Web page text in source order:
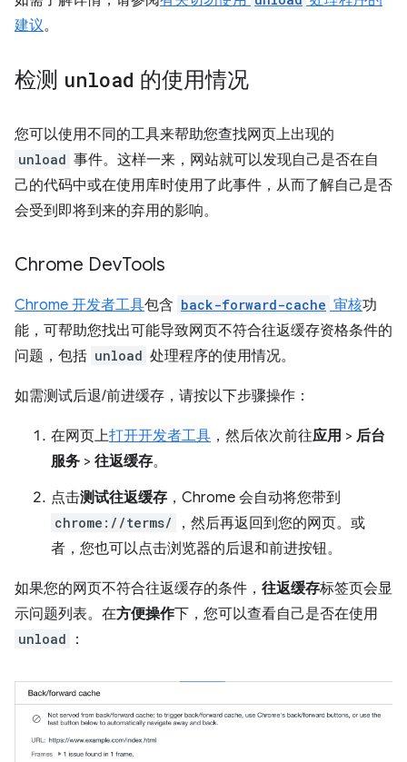
建议。
检测 unload 的使用情况
您可以使用不同的工具来帮助您查找网页上出现的
unload 事件。这样一来，网站就可以发现自己是否在自
己的代码中或在使用库时使用了此事件，从而了解自己是否
会受到即将到来的弃用的影响。
Chrome DevTools
Chrome 开发者工具包含 back-forward-cache 审核功
能，可帮助您找出可能导致网页不符合往返缓存资格条件的
问题，包括 unload 处理程序的使用情况。
如需测试后退/前进缓存，请按以下步骤操作：
在网页上打开开发者工具 ，然后依次前往应用 > 后台
服务 > 往返缓存。
点击测试往返缓存 ，Chrome 会自动将您带到
chrome://terms/
，然后再返回到您的网页。或
者，您也可以点击浏览器的后退和前进按钮。
如果您的网页不符合往返缓存的条件， 往返缓存标签页会显
示问题列表。在方便操作下，您可以查看自己是否在使用
unload ：